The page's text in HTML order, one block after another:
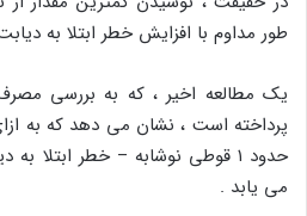
طور مداوم با افزایش خطر ابتلا به دیابت نوع ۲
می یابد .